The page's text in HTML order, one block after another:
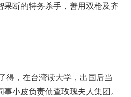
果断的特务杀手，善用双枪及齐
，在台湾读大学，出国后当
小皮负责侦查玫瑰夫人集团。